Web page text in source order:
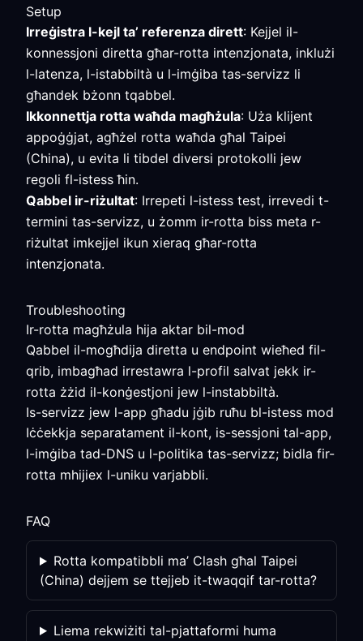
Setup
Irreġistra l-kejl ta’ referenza dirett: Kejjel il-
konnessjoni diretta għar-rotta intenzjonata, inklużi
l-latenza, l-istabbiltà u l-imġiba tas-servizz li
għandek bżonn tqabbel.
Ikkonnettja rotta waħda magħżula: Uża klijent
appoġġjat, agħżel rotta waħda għal Taipei
(China), u evita li tibdel diversi protokolli jew
regoli fl-istess ħin.
Qabbel ir-riżultat: Irrepeti l-istess test, irrevedi t-
termini tas-servizz, u żomm ir-rotta biss meta r-
riżultat imkejjel ikun xieraq għar-rotta
intenzjonata.
Troubleshooting
Ir-rotta magħżula hija aktar bil-mod
Qabbel il-mogħdija diretta u endpoint wieħed fil-
qrib, imbagħad irrestawra l-profil salvat jekk ir-
rotta żżid il-konġestjoni jew l-instabbiltà.
Is-servizz jew l-app għadu jġib ruħu bl-istess mod
Iċċekkja separatament il-kont, is-sessjoni tal-app,
l-imġiba tad-DNS u l-politika tas-servizz; bidla fir-
rotta mhijiex l-uniku varjabbli.
FAQ
Rotta kompatibbli ma’ Clash għal Taipei
(China) dejjem se ttejjeb it-twaqqif tar-rotta?
Liema rekwiżiti tal-pjattaformi huma